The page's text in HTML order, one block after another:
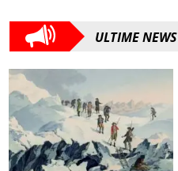
ULTIME NEWS